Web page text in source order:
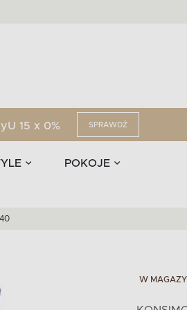
15 x 0% SPRAWDŹ
POKOJE
-45 %
W